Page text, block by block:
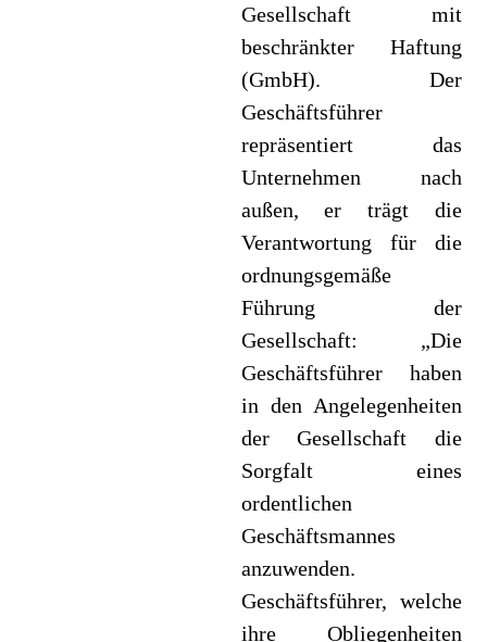
Gesellschaft mit
beschränkter Haftung
(GmbH). Der
Geschäftsführer
repräsentiert das
Unternehmen nach
außen, er trägt die
Verantwortung für die
ordnungsgemäße
Führung der
Gesellschaft: „Die
Geschäftsführer haben
in den Angelegenheiten
der Gesellschaft die
Sorgfalt eines
ordentlichen
Geschäftsmannes
anzuwenden.
Geschäftsführer, welche
ihre Obliegenheiten